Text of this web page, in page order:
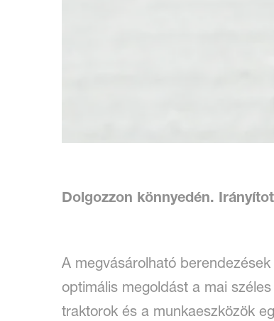
Dolgozzon könnyedén.
A megvásárolható
optimális megoldást a mai
traktorok és a munkaeszközök